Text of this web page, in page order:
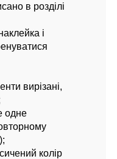
в розділі
і
вирізані,
одне
колір